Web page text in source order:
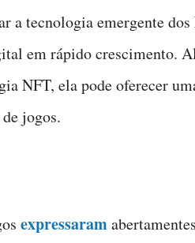
a tecnologia emergente
em rápido crescimento.
NFT, ela pode oferecer
jogos.
expressaram